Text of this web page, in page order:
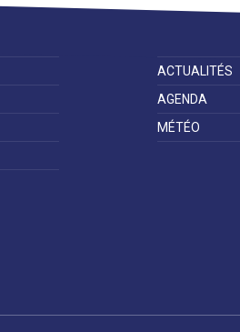
démarches
ACTUALITÉS
AGENDA
MÉTÉO